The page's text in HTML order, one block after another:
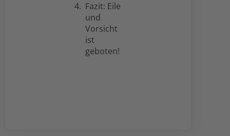
Fazit: Eile
und
Vorsicht
ist
geboten!